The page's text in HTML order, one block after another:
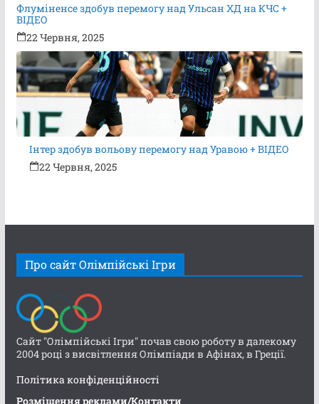
Флуміненсе здобув перемогу над Ульсан ХД на КЧС +
ВІДЕО
22 Червня, 2025
Інтер здобув вольову перемогу над Уравою + ВІДЕО
22 Червня, 2025
Про сайт Олімпійські Ігри
Сайт "Олімпійські Ігри" почав свою роботу в далекому
2004 році з висвітлення Олімпіади в Афінах, в Греції.
Політика конфіденційності
Розміщення реклами/Контакти